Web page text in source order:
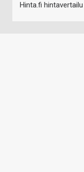
Hinta.fi hintavertailu